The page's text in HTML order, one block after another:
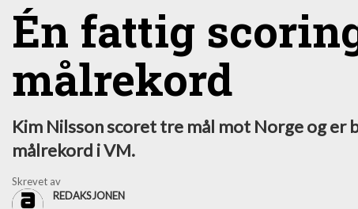
Én fattig
målrekord
Kim Nilsson scoret tre mål mot Norge og er
målrekord i VM.
Skrevet av
REDAKSJONEN